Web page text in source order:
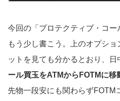
今回の「プロテクティブ・コ
もう少し書こう。上のオプシ
ットを見ても分かるとおり、
ール買玉をATMからFOTMに移
先物一段安にも関わらずFOTM